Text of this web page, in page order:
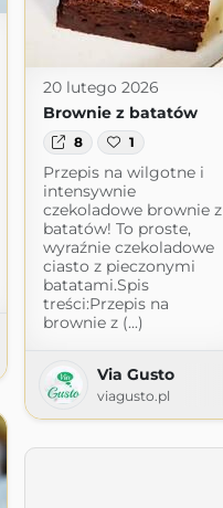
20 lutego 2026
Brownie z batatów
8 1
Przepis na wilgotne i
intensywnie
czekoladowe brownie z
batatów! To proste,
wyraźnie czekoladowe
ciasto z pieczonymi
batatami.Spis
treści:Przepis na
brownie z (...)
Via Gusto
viagusto.pl